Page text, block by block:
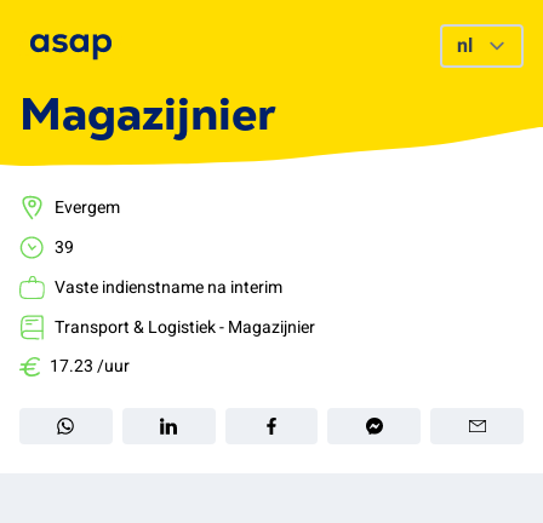
Magazijnier
Evergem
39
Vaste indienstname na interim
Transport & Logistiek - Magazijnier
17.23 /uur